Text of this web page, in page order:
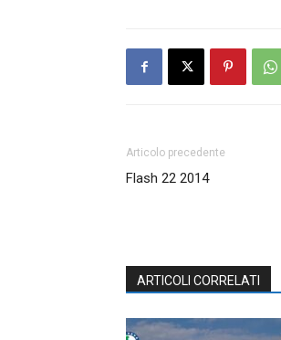
Articolo precedente
Flash 22 2014
ARTICOLI CORRELATI